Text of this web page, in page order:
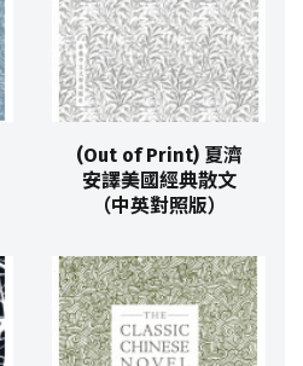
(Out of Print) 夏濟
安譯美國經典散文
（中英對照版）